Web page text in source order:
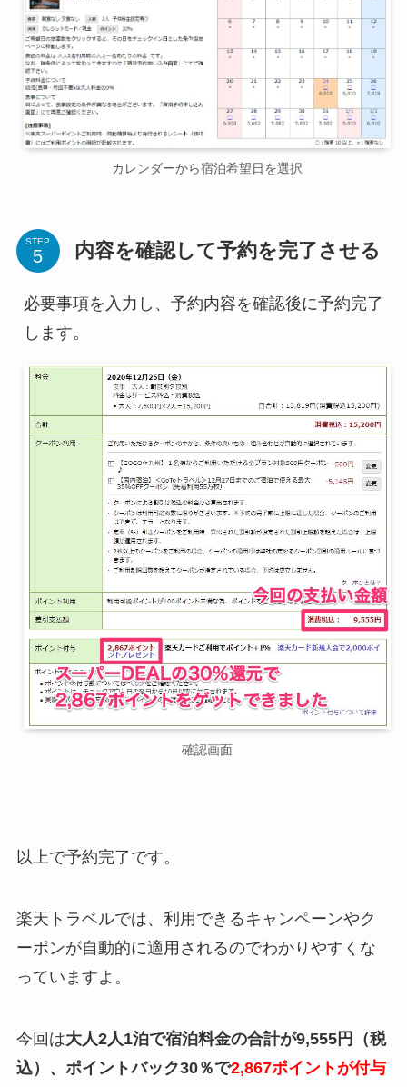
カレンダーから宿泊希望日を選択
STEP 内容を確認して予約を完了させる
必要事項を入力し、予約内容を確認後に予約完了
します。
確認画面
以上で予約完了です。
楽天トラベルでは、利用できるキャンペーンやク
ーポンが自動的に適用されるのでわかりやすくな
っていますよ。
今回は大人2人1泊で宿泊料金の合計が9,555円（税
込）、ポイントバック30％で2,867ポイントが付与